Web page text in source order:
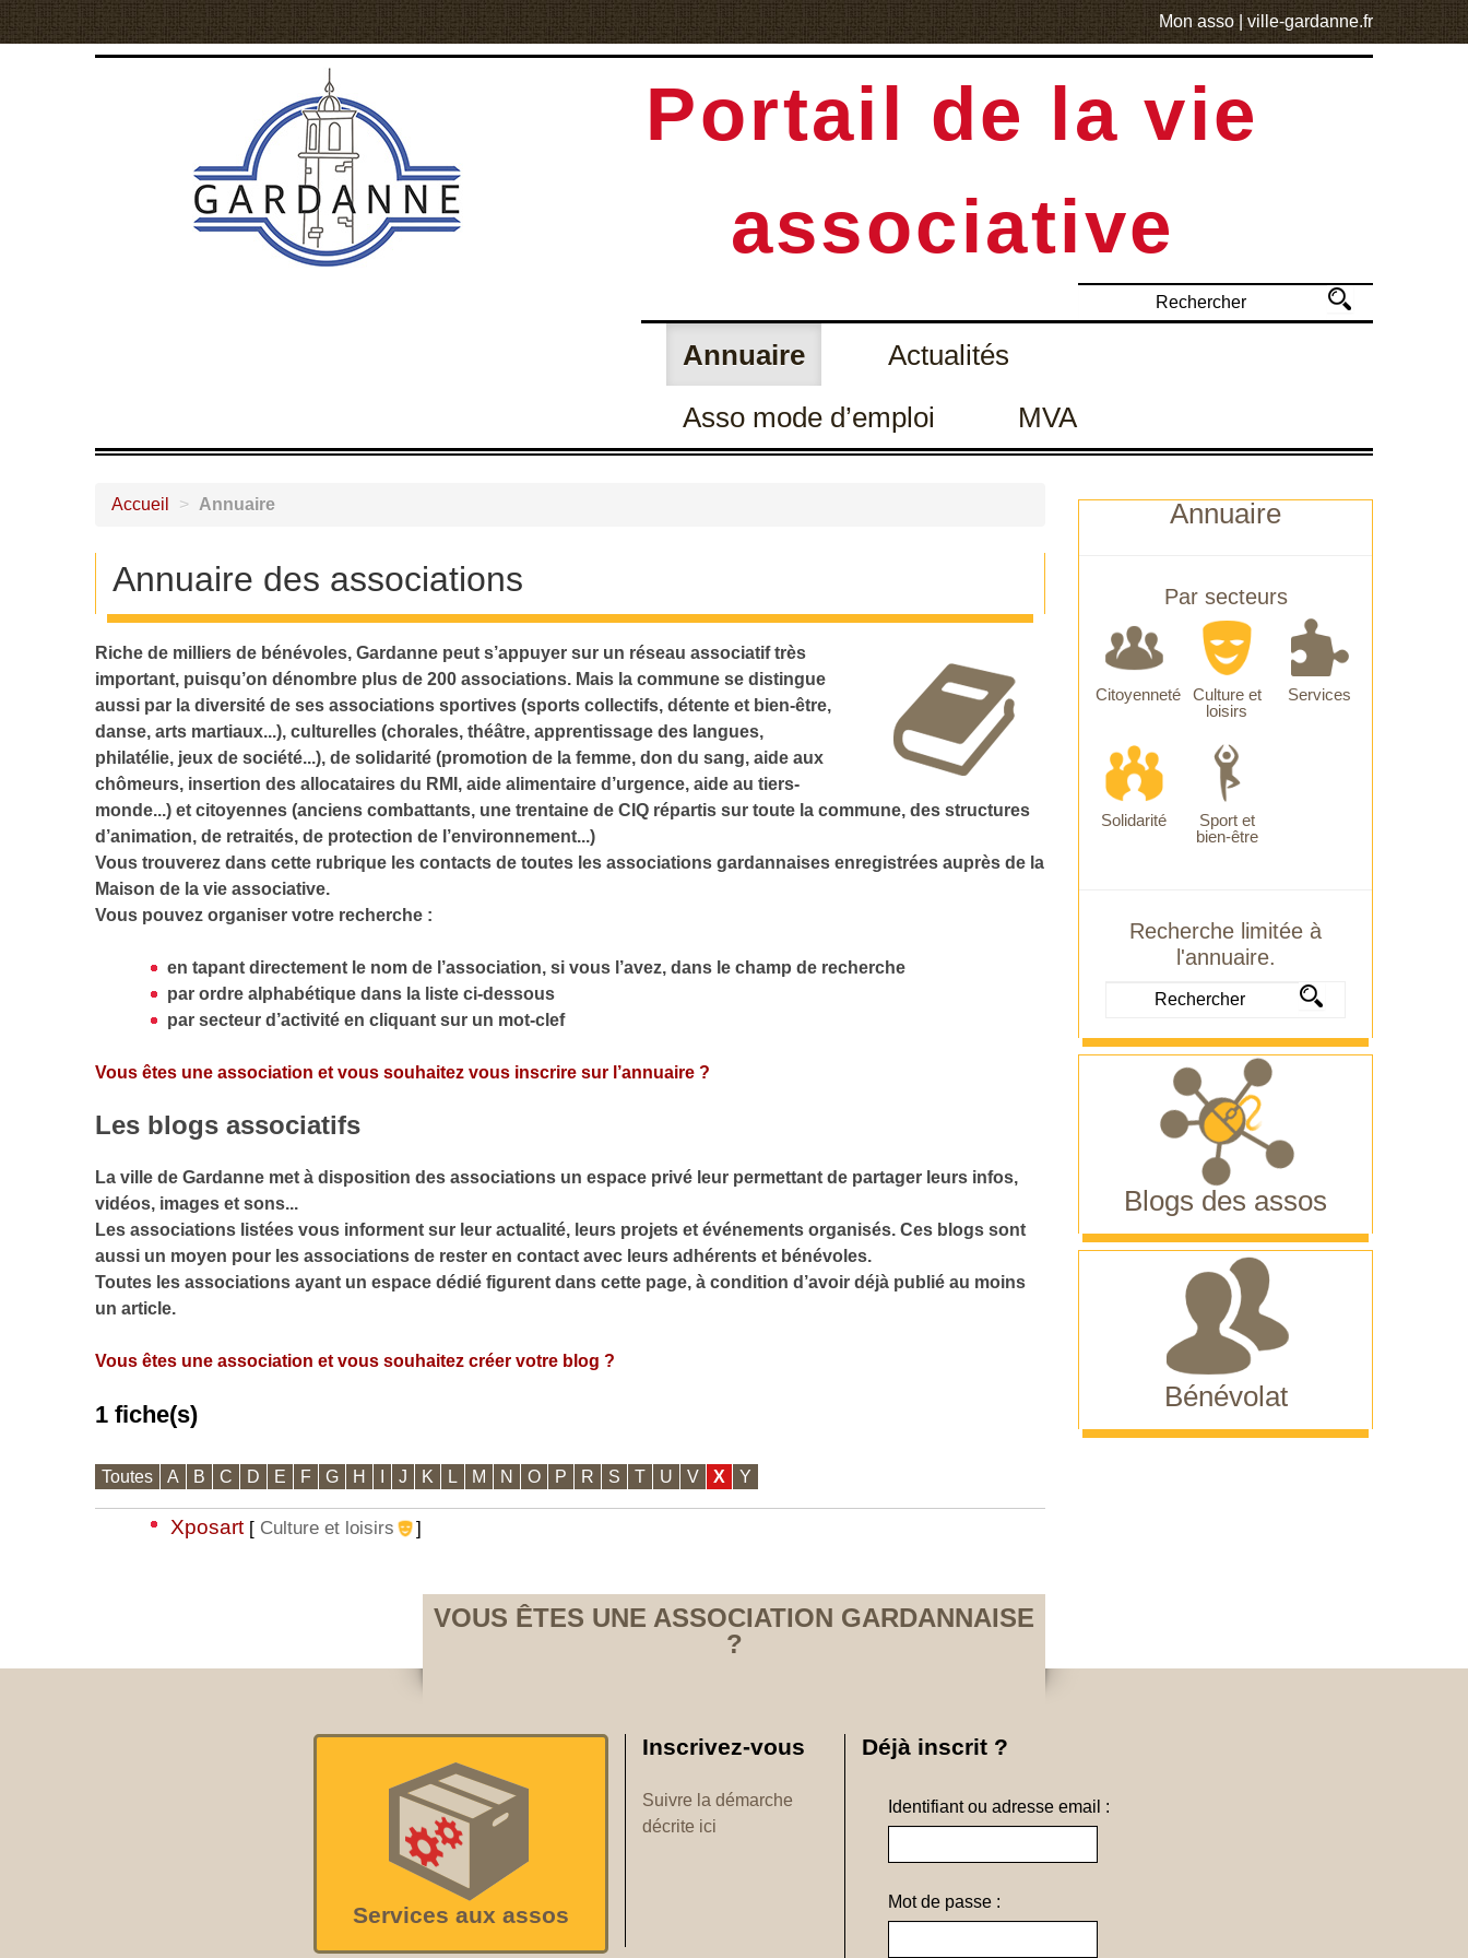
Mon asso| ville-gardanne.fr
Portail de la vie
associative
Annuaire Actualités
Asso mode d’emploi MVA
Accueil > Annuaire
Annuaire des associations
Riche de milliers de bénévoles, Gardanne peut s’appuyer sur un réseau associatif très
important, puisqu’on dénombre plus de 200 associations. Mais la commune se distingue
aussi par la diversité de ses associations sportives (sports collectifs, détente et bien-être,
danse, arts martiaux...), culturelles (chorales, théâtre, apprentissage des langues,
philatélie, jeux de société...), de solidarité (promotion de la femme, don du sang, aide aux
chômeurs, insertion des allocataires du RMI, aide alimentaire d’urgence, aide au tiers-
monde...) et citoyennes (anciens combattants, une trentaine de CIQ répartis sur toute la commune, des structures
d’animation, de retraités, de protection de l’environnement...)
Vous trouverez dans cette rubrique les contacts de toutes les associations gardannaises enregistrées auprès de la
Maison de la vie associative.
Vous pouvez organiser votre recherche :
en tapant directement le nom de l’association, si vous l’avez, dans le champ de recherche
par ordre alphabétique dans la liste ci-dessous
par secteur d’activité en cliquant sur un mot-clef
Vous êtes une association et vous souhaitez vous inscrire sur l’annuaire ?
Les blogs associatifs
La ville de Gardanne met à disposition des associations un espace privé leur permettant de partager leurs infos,
vidéos, images et sons...
Les associations listées vous informent sur leur actualité, leurs projets et événements organisés. Ces blogs sont
aussi un moyen pour les associations de rester en contact avec leurs adhérents et bénévoles.
Toutes les associations ayant un espace dédié figurent dans cette page, à condition d’avoir déjà publié au moins
un article.
Vous êtes une association et vous souhaitez créer votre blog ?
1 fiche(s)
Toutes A B C D E F G H J K L M N O P R S T U V X Y
Xposart [ Culture et loisirs ]
Annuaire
Par secteurs
Citoyenneté
Culture et
loisirs
Services
Solidarité
Sport et
bien-être
Recherche limitée à
l'annuaire.
Blogs des assos
Bénévolat
VOUS ÊTES UNE ASSOCIATION GARDANNAISE
?
Services aux assos
Inscrivez-vous
Suivre la démarche
décrite ici
Déjà inscrit ?
Identifiant ou adresse email :
Mot de passe :